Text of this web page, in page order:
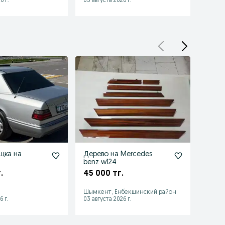
на
г.
Дерево на Mercedes
benz w124
45 000 тг.
Шымкент, Енбекшинский район
03 августа 2026 г.